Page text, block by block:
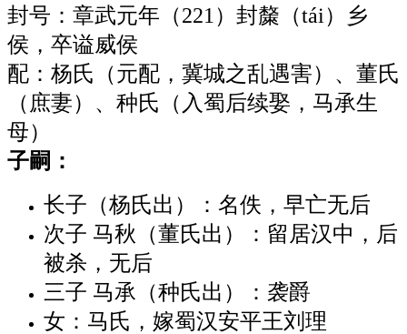
封号：章武元年（221）封斄（tái）乡
侯，卒谥威侯
配：杨氏（元配，冀城之乱遇害）、董氏
（庶妻）、种氏（入蜀后续娶，马承生
母）
子嗣：
长子（杨氏出）：名佚，早亡无后
次子 马秋（董氏出）：留居汉中，后
被杀，无后
三子 马承（种氏出）：袭爵
女：马氏，嫁蜀汉安平王刘理